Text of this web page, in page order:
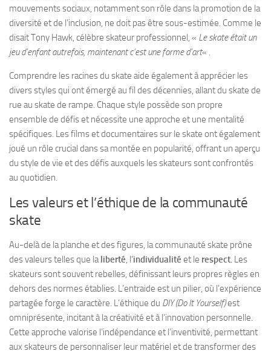
mouvements sociaux, notamment son rôle dans la promotion de la
diversité et de l’inclusion, ne doit pas être sous-estimée. Comme le
disait Tony Hawk, célèbre skateur professionnel, « Le skate était un
jeu d’enfant autrefois, maintenant c’est une forme d’art« .
Comprendre les racines du skate aide également à apprécier les
divers styles qui ont émergé au fil des décennies, allant du skate de
rue au skate de rampe. Chaque style possède son propre
ensemble de défis et nécessite une approche et une mentalité
spécifiques. Les films et documentaires sur le skate ont également
joué un rôle crucial dans sa montée en popularité, offrant un aperçu
du style de vie et des défis auxquels les skateurs sont confrontés
au quotidien.
Les valeurs et l’éthique de la communauté
skate
Au-delà de la planche et des figures, la communauté skate prône
des valeurs telles que laliberté, l’individualité et le respect. Les
skateurs sont souvent rebelles, définissant leurs propres règles en
dehors des normes établies. L’entraide est un pilier, où l’expérience
partagée forge le caractère. L’éthique du DIY (Do It Yourself)est
omniprésente, incitant à la créativité et à l’innovation personnelle.
Cette approche valorise l’indépendance et l’inventivité, permettant
aux skateurs de personnaliser leur matériel et de transformer des